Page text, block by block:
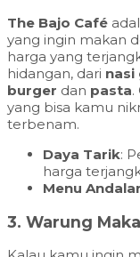
The Bajo Café
yang ingin makan
harga yang
hidangan, dari nasi
burger dan pasta.
yang bisa kamu
terbenam.
Daya Tarik:
harga
Menu
3. Warung